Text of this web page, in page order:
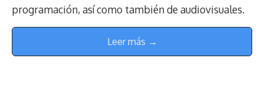
programación, así como también de audiovisuales.
Leer más →